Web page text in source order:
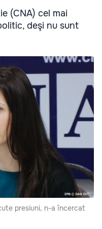
(CNA) cel mai
deşi nu sunt
presiuni, n-a încercat